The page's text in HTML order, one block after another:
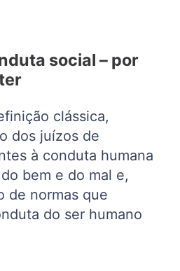
social – por
clássica,
dos juízos de
à conduta humana
bem e do mal e,
de normas que
do ser humano